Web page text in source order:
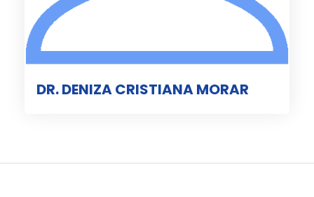
DR. DENIZA CRISTIANA MORAR